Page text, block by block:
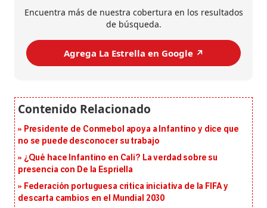
Encuentra más de nuestra cobertura en los resultados
de búsqueda.
Agrega La Estrella en Google ↗️
Presidente de Conmebol apoya a Infantino y dice que
no se puede desconocer su trabajo
¿Qué hace Infantino en Cali? La verdad sobre su
presencia con De la Espriella
Federación portuguesa critica iniciativa de la FIFA y
descarta cambios en el Mundial 2030